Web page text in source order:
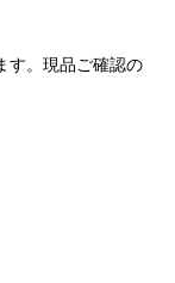
す。現品ご確認の